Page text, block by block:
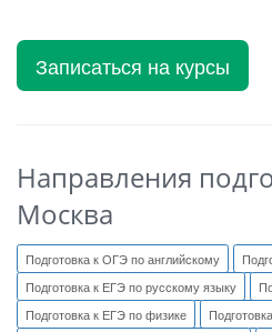
Записаться на курсы
Направления
Москва
Подготовка к ОГЭ по английскому
Подготовка к ЕГЭ по русскому языку
Подготовка к ЕГЭ по физике